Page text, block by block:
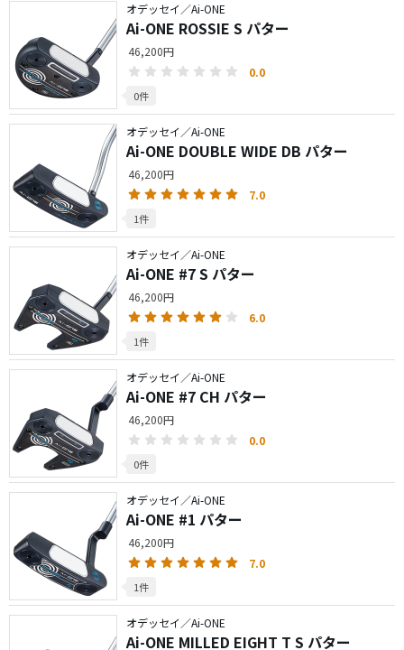
オデッセイ／Ai-ONE
Ai-ONE ROSSIE S パター
46,200円
0.0
0件
オデッセイ／Ai-ONE
Ai-ONE DOUBLE WIDE DB パター
46,200円
7.0
1件
オデッセイ／Ai-ONE
Ai-ONE #7 S パター
46,200円
6.0
1件
オデッセイ／Ai-ONE
Ai-ONE #7 CH パター
46,200円
0.0
0件
オデッセイ／Ai-ONE
Ai-ONE #1 パター
46,200円
7.0
1件
オデッセイ／Ai-ONE
Ai-ONE MILLED EIGHT T S パター